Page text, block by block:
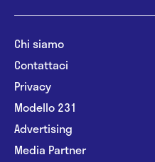
Chi siamo
Contattaci
Privacy
Modello 231
Advertising
Media Partner